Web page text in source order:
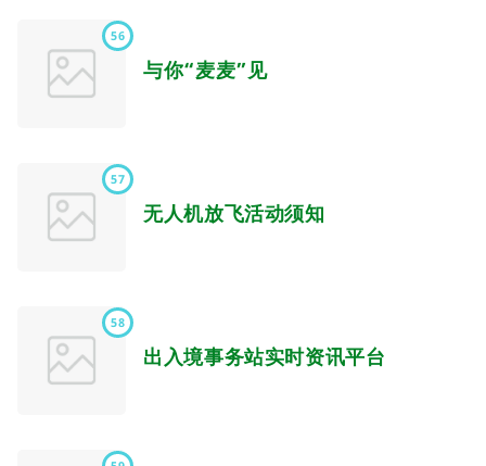
56
与你“麦麦”见
57
无人机放飞活动须知
58
出入境事务站实时资讯平台